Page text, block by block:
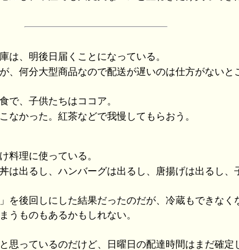
は、明後日届くことになっている。
、何分大型商品なので配送が遅いのは仕方がないと
で、子供たちはココア。
なかった。紅茶などで我慢してもらおう。
料理に使っている。
は出るし、ハンバーグは出るし、唐揚げは出るし、
を後回しにした結果だったのだが、冷蔵もできなく
うものもあるかもしれない。
思っているのだけど、日曜日の配達時間はまだ確定